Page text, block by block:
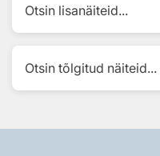
Otsin lisanäiteid...
Otsin tõlgitud näiteid...